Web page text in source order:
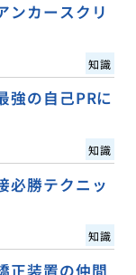
ンカースクリ
知識
強の自己PRに
知識
必勝テクニッ
知識
正装置の仲間